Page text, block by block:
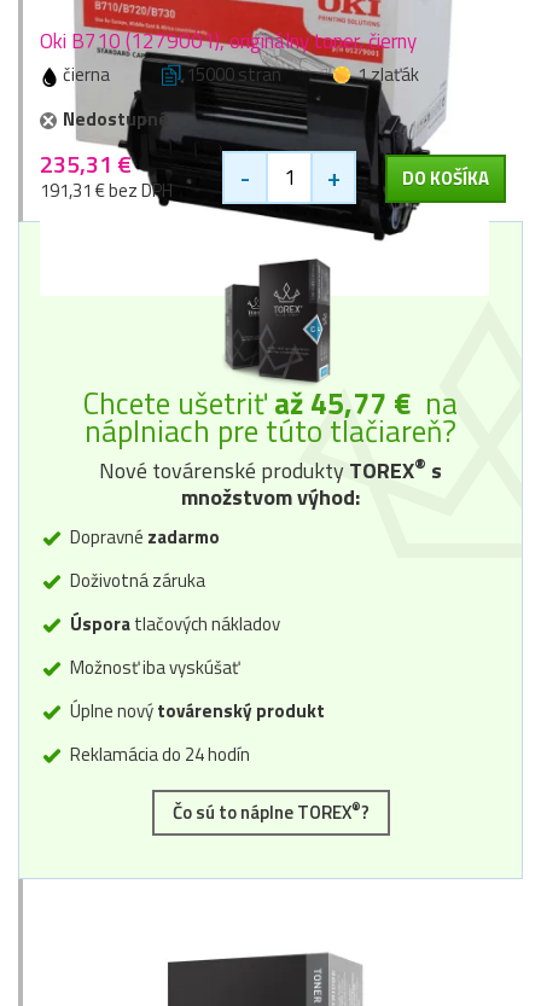
Oki B710 (1279001), originálny toner, čierny
čierna 15000 stran
1 zlaťák
Nedostupné
235,31 €
191,31 € bez DPH - + DO KOŠÍKA
Chcete ušetriťaž 45,77 € na
náplniach pre túto tlačiareň?
Nové továrenské produktyTOREX® s
množstvom výhod:
Dopravné zadarmo
Doživotná záruka
Úsporatlačových nákladov
Možnosť iba vyskúšať
Úplne novýtovárenský produkt
Reklamácia do 24 hodín
Čo sú to náplne TOREX®?